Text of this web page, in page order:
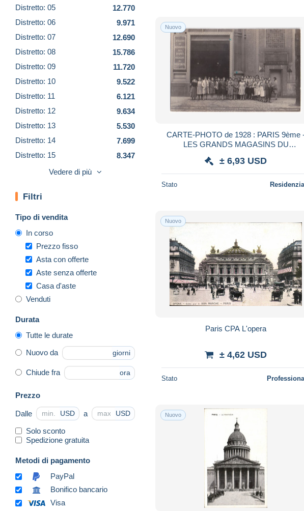
Distretto: 05
12.770
Distretto: 06
9.971
Distretto: 07
12.690
Distretto: 08
15.786
Distretto: 09
11.720
Distretto: 10
9.522
Distretto: 11
6.121
Distretto: 12
9.634
Distretto: 13
5.530
Distretto: 14
7.699
Distretto: 15
8.347
Distretto: 16
Distretto: 18
Distretto: 19
Distretto: 20
Non classificati
Vedere di più
Filtri
Tipo di vendita
In corso
Prezzo fisso
Asta con offerte
Aste senza offerte
Casa d'aste
Venduti
Durata
Tutte le durate
Nuovo da giorni
Chiude fra ora
Prezzo
Dalle USD a USD
Solo sconto
Spedizione gratuita
Metodi di pagamento
PayPal
Bonifico bancario
Visa
Nuovo
CARTE-PHOTO de 1928 : PARIS 9ème
LES GRANDS MAGASINS DU
DEPENDANCES - OUVRIERES ET
EMPLOYEES -
± 6,93 USD
Stato
Nuovo
Paris CPA L'opera
± 4,62 USD
Stato
Nuovo